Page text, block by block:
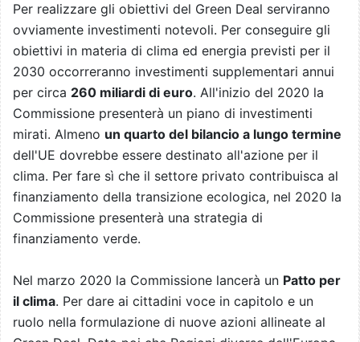
Per realizzare gli obiettivi del Green Deal serviranno
ovviamente investimenti notevoli. Per conseguire gli
obiettivi in materia di clima ed energia previsti per il
2030 occorreranno investimenti supplementari annui
per circa 260 miliardi di euro. All'inizio del 2020 la
Commissione presenterà un piano di investimenti
mirati. Almeno un quarto del bilancio a lungo termine
dell'UE dovrebbe essere destinato all'azione per il
clima. Per fare sì che il settore privato contribuisca al
finanziamento della transizione ecologica, nel 2020 la
Commissione presenterà una strategia di
finanziamento verde.
Nel marzo 2020 la Commissione lancerà un Patto per
il clima. Per dare ai cittadini voce in capitolo e un
ruolo nella formulazione di nuove azioni allineate al